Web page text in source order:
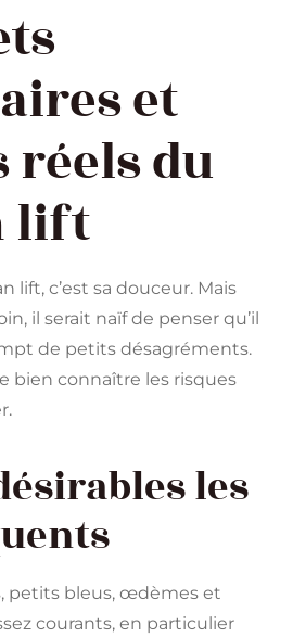
et
réels du
lift
lift, c’est sa douceur. Mais
il serait naïf de penser qu’il
de petits désagréments.
bien connaître les risques
les
petits bleus, œdèmes et
courants, en particulier